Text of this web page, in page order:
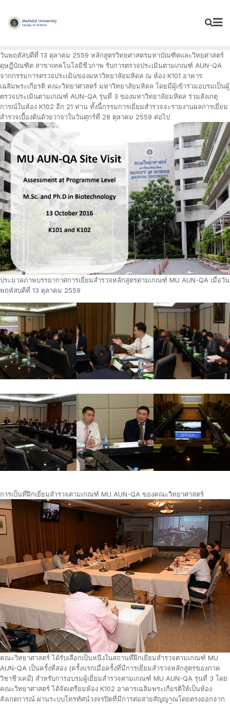
content
วันพฤหัสบดีที่ 13 ตุลาคม 2559 หลักสูตรวิทยศาสตรมหาบัณฑิตและวิทยศาสตร์
ดุษฎีบัณฑิต สาขาเทคโนโลยีชีวภาพ รับการตรวจประเมินตามเกณฑ์ AUN-QA
จากกรรมการตรวจประเมินของมหาวิทยาลัยมหิดล ณ ห้อง K101 อาคาร
เฉลิมพระเกียรติ คณะวิทยาศาสตร์ มหาวิทยาลัยมหิดล โดยมีผู้เข้าร่วมอบรมเป็นผู้
ตรวจประเมินตามเกณฑ์ AUN-QA รุ่นที่ 3 ของมหาวิทยาลัยมหิดล ร่วมสังเกตุ
การณ์ในห้อง K102 อีก 21 ท่าน ทั้งนี้กรรมการเยี่ยมสำรวจจะรายงานผลการเยี่ยม
สำรวจเบื้องต้นด้วยวาจาในวันศุกร์ที่ 28 ตุลาคม 2559 ต่อไป
ประมวลภาพบรรยากาศการเยี่ยมสำรวจหลักสูตรตามเกณฑ์ MU AUN-QA เมื่อวัน
พฤหัสบดีที่ 13 ตุลาคม 2559
การเป็นที่ฝึกเยี่ยมสำรวจตามเกณฑ์ MU AUN-QA ของคณะวิทยาศาสตร์
คณะวิทยาศาสตร์ ได้รับเลือกเป็นหนึ่งในสถานที่ฝึกเยี่ยมสำรวจตามเกณฑ์ MU
AUN-QA เป็นครั้งที่สอง (ครั้งแรกเมื่อครั้งที่มีการเยี่ยมสำรวจหลักสูตรของภาค
วิชาชีวเคมี) สำหรับการอบรมผู้เยี่ยมสำรวจตามเกณฑ์ MU AUN-QA รุ่นที่ 3 โดย
คณะวิทยาศาสตร์ ได้จัดเตรียมห้อง K102 อาคารเฉลิมพระเกียรติให้เป็นห้อง
สังเกตการณ์ ผ่านระบบโทรทัศน์วงจรปิดที่มีการต่อสายสัญญาณโดยตรงออกจาก